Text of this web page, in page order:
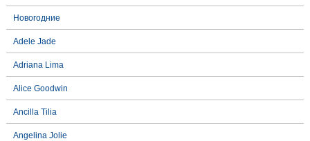
Новогодние
Adele Jade
Adriana Lima
Alice Goodwin
Ancilla Tilia
Angelina Jolie